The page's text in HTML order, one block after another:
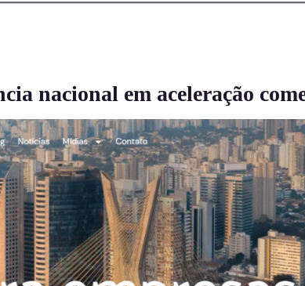
nacional em aceleração